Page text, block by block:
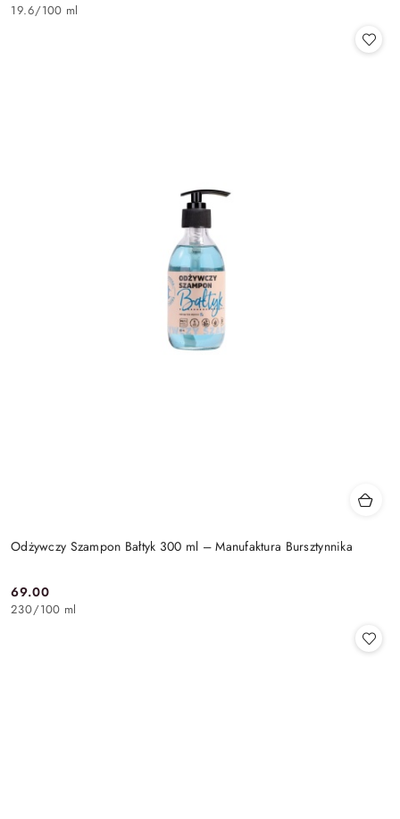
19.6/100 ml
Odżywczy Szampon Bałtyk 300 ml – Manufaktura Bursztynnika
Cena:
69.00
230/100 ml